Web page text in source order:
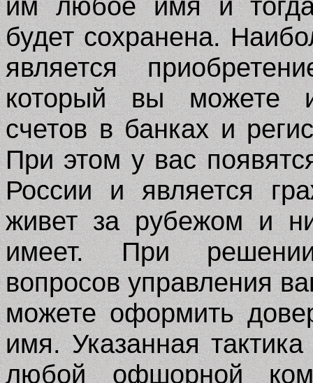
будет сохранена.
является
который вы можете
счетов в банках и
При этом у вас
России и является
живет за рубежом и
имеет. При
вопросов управления
можете оформить
имя. Указанная
любой офшорной